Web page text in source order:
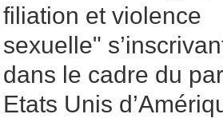
filiation et violence
sexuelle"
dans le cadre du
Etats Unis